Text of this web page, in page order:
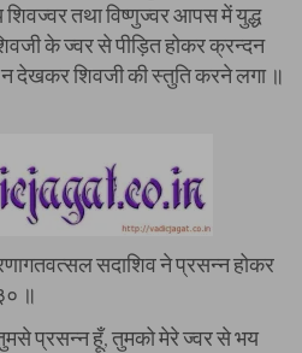
तथा विष्णुज्वर आपस में युद्ध
के ज्वर से पीड़ित होकर क्रन्दन
देखकर शिवजी की स्तुति करने लगा ॥
सदाशिव ने प्रसन्न होकर
॥
प्रसन्न हूँ, तुमको मेरे ज्वर से भय